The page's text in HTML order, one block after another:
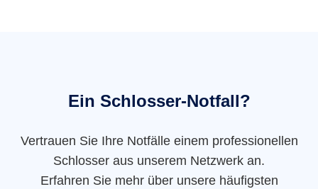
Ein Schlosser-Notfall?
Vertrauen Sie Ihre Notfälle einem professionellen
Schlosser aus unserem Netzwerk an.
Erfahren Sie mehr über unsere häufigsten